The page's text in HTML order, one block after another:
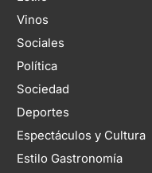
Vinos
Sociales
Política
Sociedad
Deportes
Espectáculos y Cultura
Estilo Gastronomía